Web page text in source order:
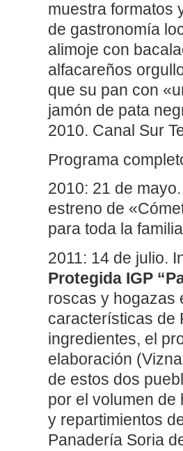
muestra formatos
de gastronomía
alimoje con
alfacareños
que su pan con
jamón de pata
2010. Canal Sur
Programa
2010: 21 de
estreno de
para toda la
2011: 14 de julio.
Protegida IGP
roscas y hogazas
características de
ingredientes, el
elaboración
de estos dos
por el volumen de
y repartimientos
Panadería Soria